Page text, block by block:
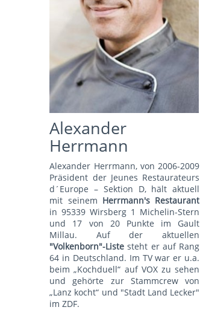
Alexander
Herrmann
Alexander Herrmann, von 2006-2009
Präsident der Jeunes Restaurateurs
d´Europe – Sektion D, hält aktuell
mit seinem Herrmann's Restaurant
in 95339 Wirsberg 1 Michelin-Stern
und 17 von 20 Punkte im Gault
Millau. Auf der aktuellen
"Volkenborn"-Liste steht er auf Rang
64 in Deutschland. Im TV war er u.a.
beim „Kochduell“ auf VOX zu sehen
und gehörte zur Stammcrew von
„Lanz kocht“ und "Stadt Land Lecker"
im ZDF.